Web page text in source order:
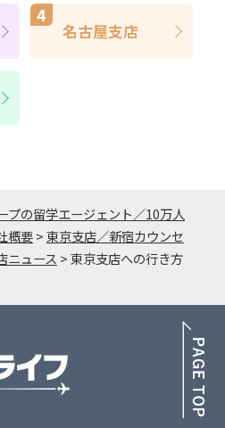
名古屋支店
プの留学エージェント／10万人
概要>東京支店／新宿カウンセ
ニュース >東京支店への行き方